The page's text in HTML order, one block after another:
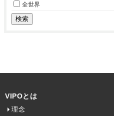
全世界
VIPOとは
理念